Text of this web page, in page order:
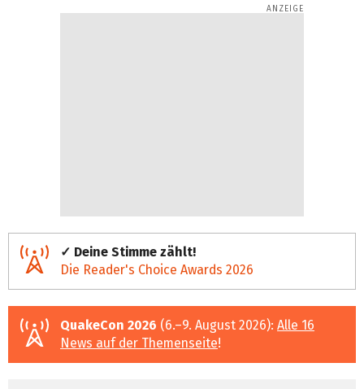
✓ Deine Stimme zählt!
Die Reader's Choice Awards 2026
QuakeCon 2026 (6.–9. August 2026): Alle 16
News auf der Themenseite!